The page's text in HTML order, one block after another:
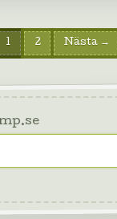
1 2 Nästa →